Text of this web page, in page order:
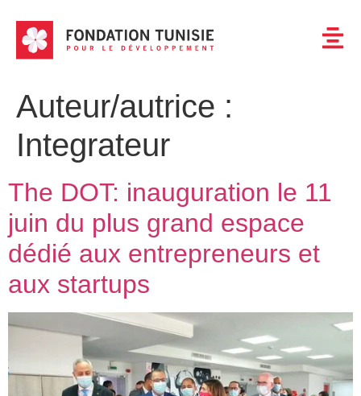
Auteur/autrice :
Integrateur
The DOT: inauguration le 11
juin du plus grand espace
dédié aux entrepreneurs et
aux startups